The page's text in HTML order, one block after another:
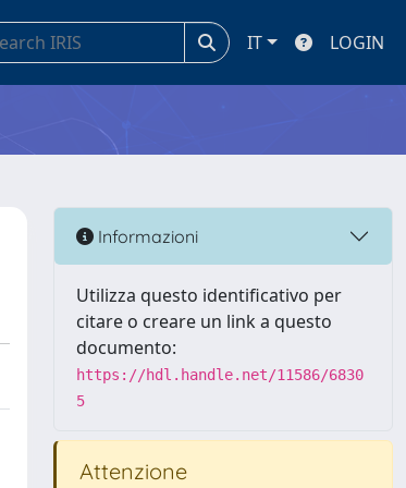
IT LOGIN
Informazioni
Utilizza questo identificativo per
citare o creare un link a questo
documento:
https://hdl.handle.net/11586/6830
5
Attenzione